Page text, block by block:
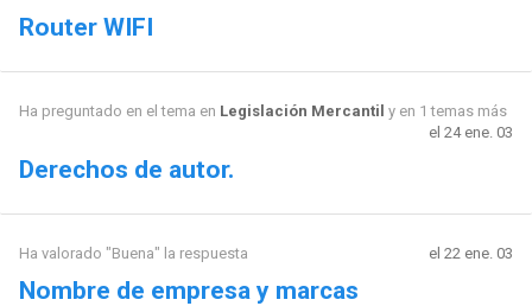
Router WIFI
Ha preguntado en el tema en Legislación Mercantil y en 1 temas más
el 24 ene. 03
Derechos de autor.
Ha valorado "Buena" la respuesta el 22 ene. 03
Nombre de empresa y marcas